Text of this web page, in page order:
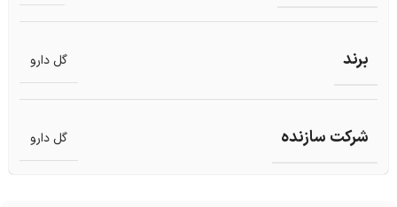
برند گل دارو
شرکت سازنده گل دارو